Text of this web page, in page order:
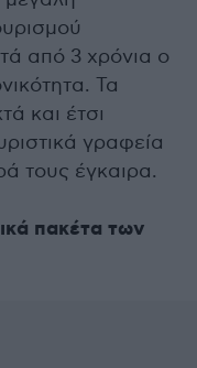
από 3 χρόνια ο
Τα
και έτσι
γραφεία
τους έγκαιρα.
πακέτα των